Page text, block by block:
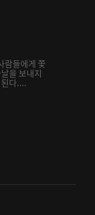
람들에게 쫓
을 보내지
다....